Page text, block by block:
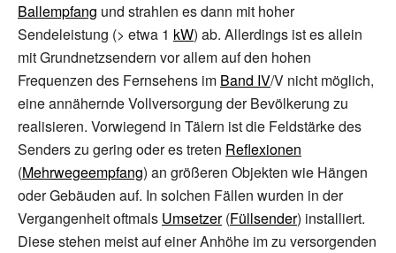
Ballempfang und strahlen es dann mit hoher
Sendeleistung (> etwa 1 kW) ab. Allerdings ist es allein
mit Grundnetzsendern vor allem auf den hohen
Frequenzen des Fernsehens im Band IV/V nicht möglich,
eine annähernde Vollversorgung der Bevölkerung zu
realisieren. Vorwiegend in Tälern ist die Feldstärke des
Senders zu gering oder es treten Reflexionen
(Mehrwegeempfang) an größeren Objekten wie Hängen
oder Gebäuden auf. In solchen Fällen wurden in der
Vergangenheit oftmals Umsetzer(Füllsender) installiert.
Diese stehen meist auf einer Anhöhe im zu versorgenden